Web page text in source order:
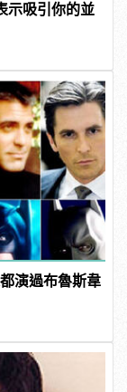
示吸引你的並
演過布魯斯韋